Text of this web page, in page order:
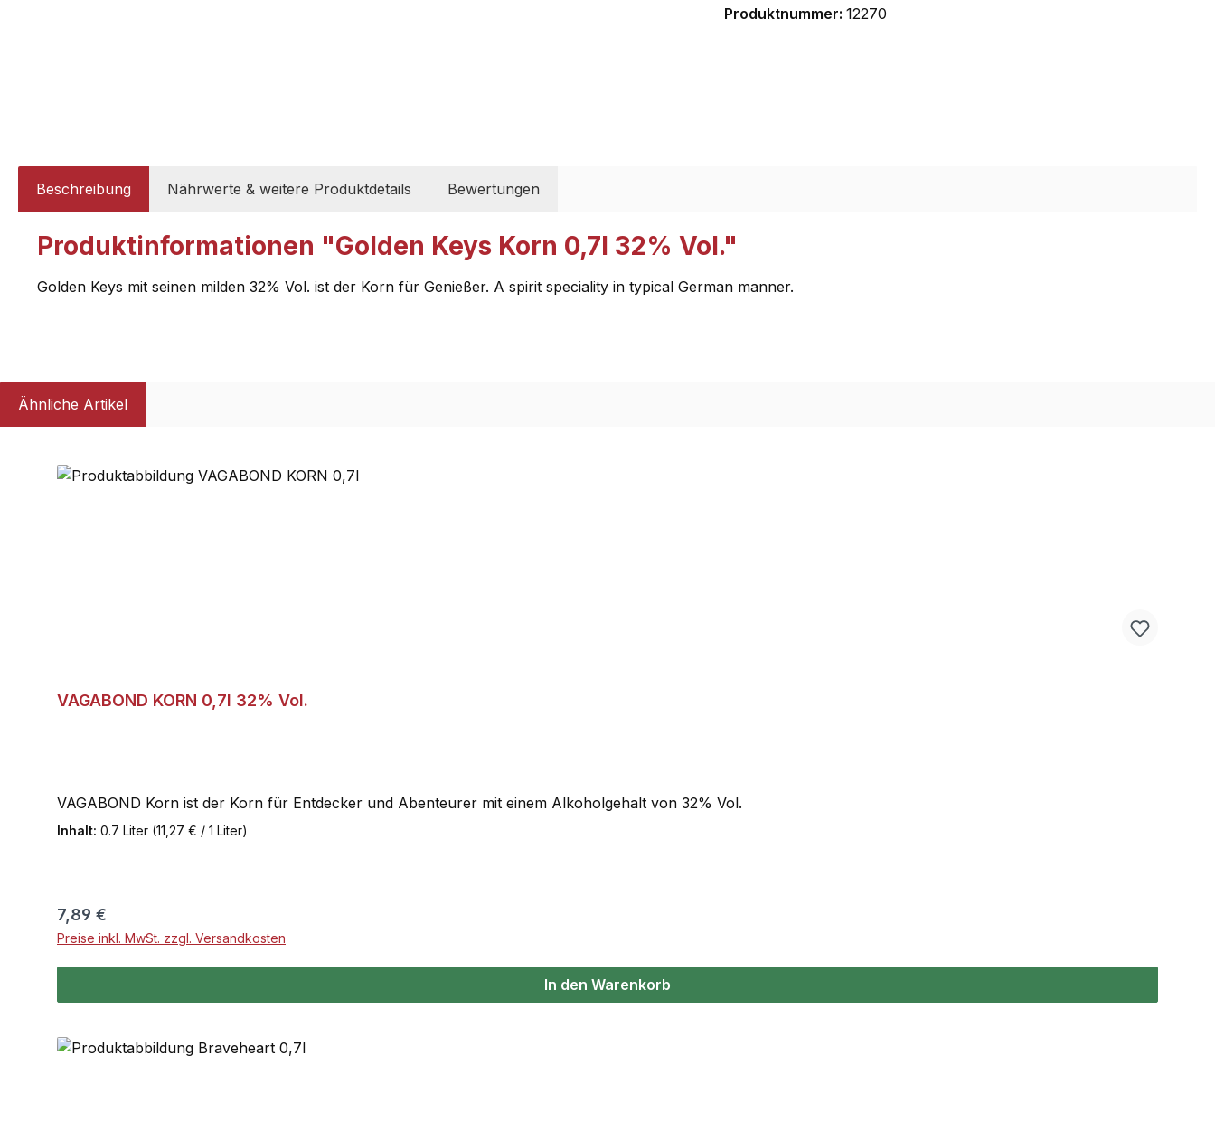
Produktnummer: 12270
Beschreibung Nährwerte & weitere Produktdetails Bewertungen
Produktinformationen "Golden Keys Korn 0,7l 32% Vol."
Golden Keys mit seinen milden 32% Vol. ist der Korn für Genießer. A spirit speciality in typical German manner.
Ähnliche Artikel
VAGABOND KORN 0,7l 32% Vol.
VAGABOND Korn ist der Korn für Entdecker und Abenteurer mit einem Alkoholgehalt von 32% Vol.
Inhalt: 0.7 Liter (11,27 € / 1 Liter)
Regulärer Preis:
7,89 €
Preise inkl. MwSt. zzgl. Versandkosten
In den Warenkorb